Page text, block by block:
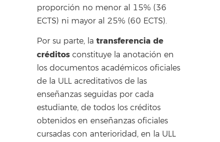
proporción no menor al 15% (36
ECTS) ni mayor al 25% (60 ECTS).
Por su parte, latransferencia de
créditos constituye la anotación en
los documentos académicos oficiales
de la ULL acreditativos de las
enseñanzas seguidas por cada
estudiante, de todos los créditos
obtenidos en enseñanzas oficiales
cursadas con anterioridad, en la ULL